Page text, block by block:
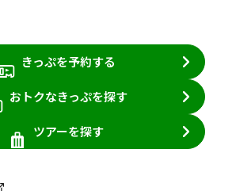
きっぷを予約する
おトクなきっぷを探す
ツアーを探す